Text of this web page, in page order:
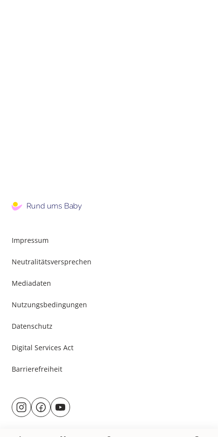
Impressum
Neutralitätsversprechen
Mediadaten
Nutzungsbedingungen
Datenschutz
Digital Services Act
Barrierefreiheit
Besuche
uns@rund.ums.baby
facebook.com/rundumsbaby.de
youtube.com/@rundumsbaby_